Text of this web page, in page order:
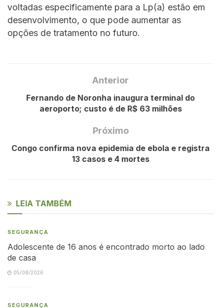
voltadas especificamente para a Lp(a) estão em
desenvolvimento, o que pode aumentar as
opções de tratamento no futuro.
Anterior
Fernando de Noronha inaugura terminal do
aeroporto; custo é de R$ 63 milhões
Próximo
Congo confirma nova epidemia de ebola e registra
13 casos e 4 mortes
LEIA TAMBÉM
SEGURANÇA
Adolescente de 16 anos é encontrado morto ao lado
de casa
05/08/2026
SEGURANÇA